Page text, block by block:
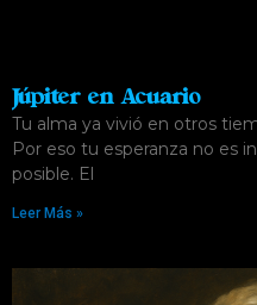
Júpiter en Acuario
Tu alma ya vivió en otros
Por eso tu esperanza no es
posible. El
Leer Más »